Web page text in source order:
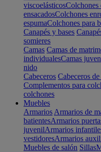
viscoelásticosColchones
ensacadosColchones
espumaColchones para
Canapés y bases
somieres
Camas Camas de
individualesCamas
nido
Cabeceros Cabeceros
Complementos para
colchones
Muebles
Armarios Armarios de
batientesArmarios
juvenilArmarios
vestidoresArmarios
Muebles de salón Sillas